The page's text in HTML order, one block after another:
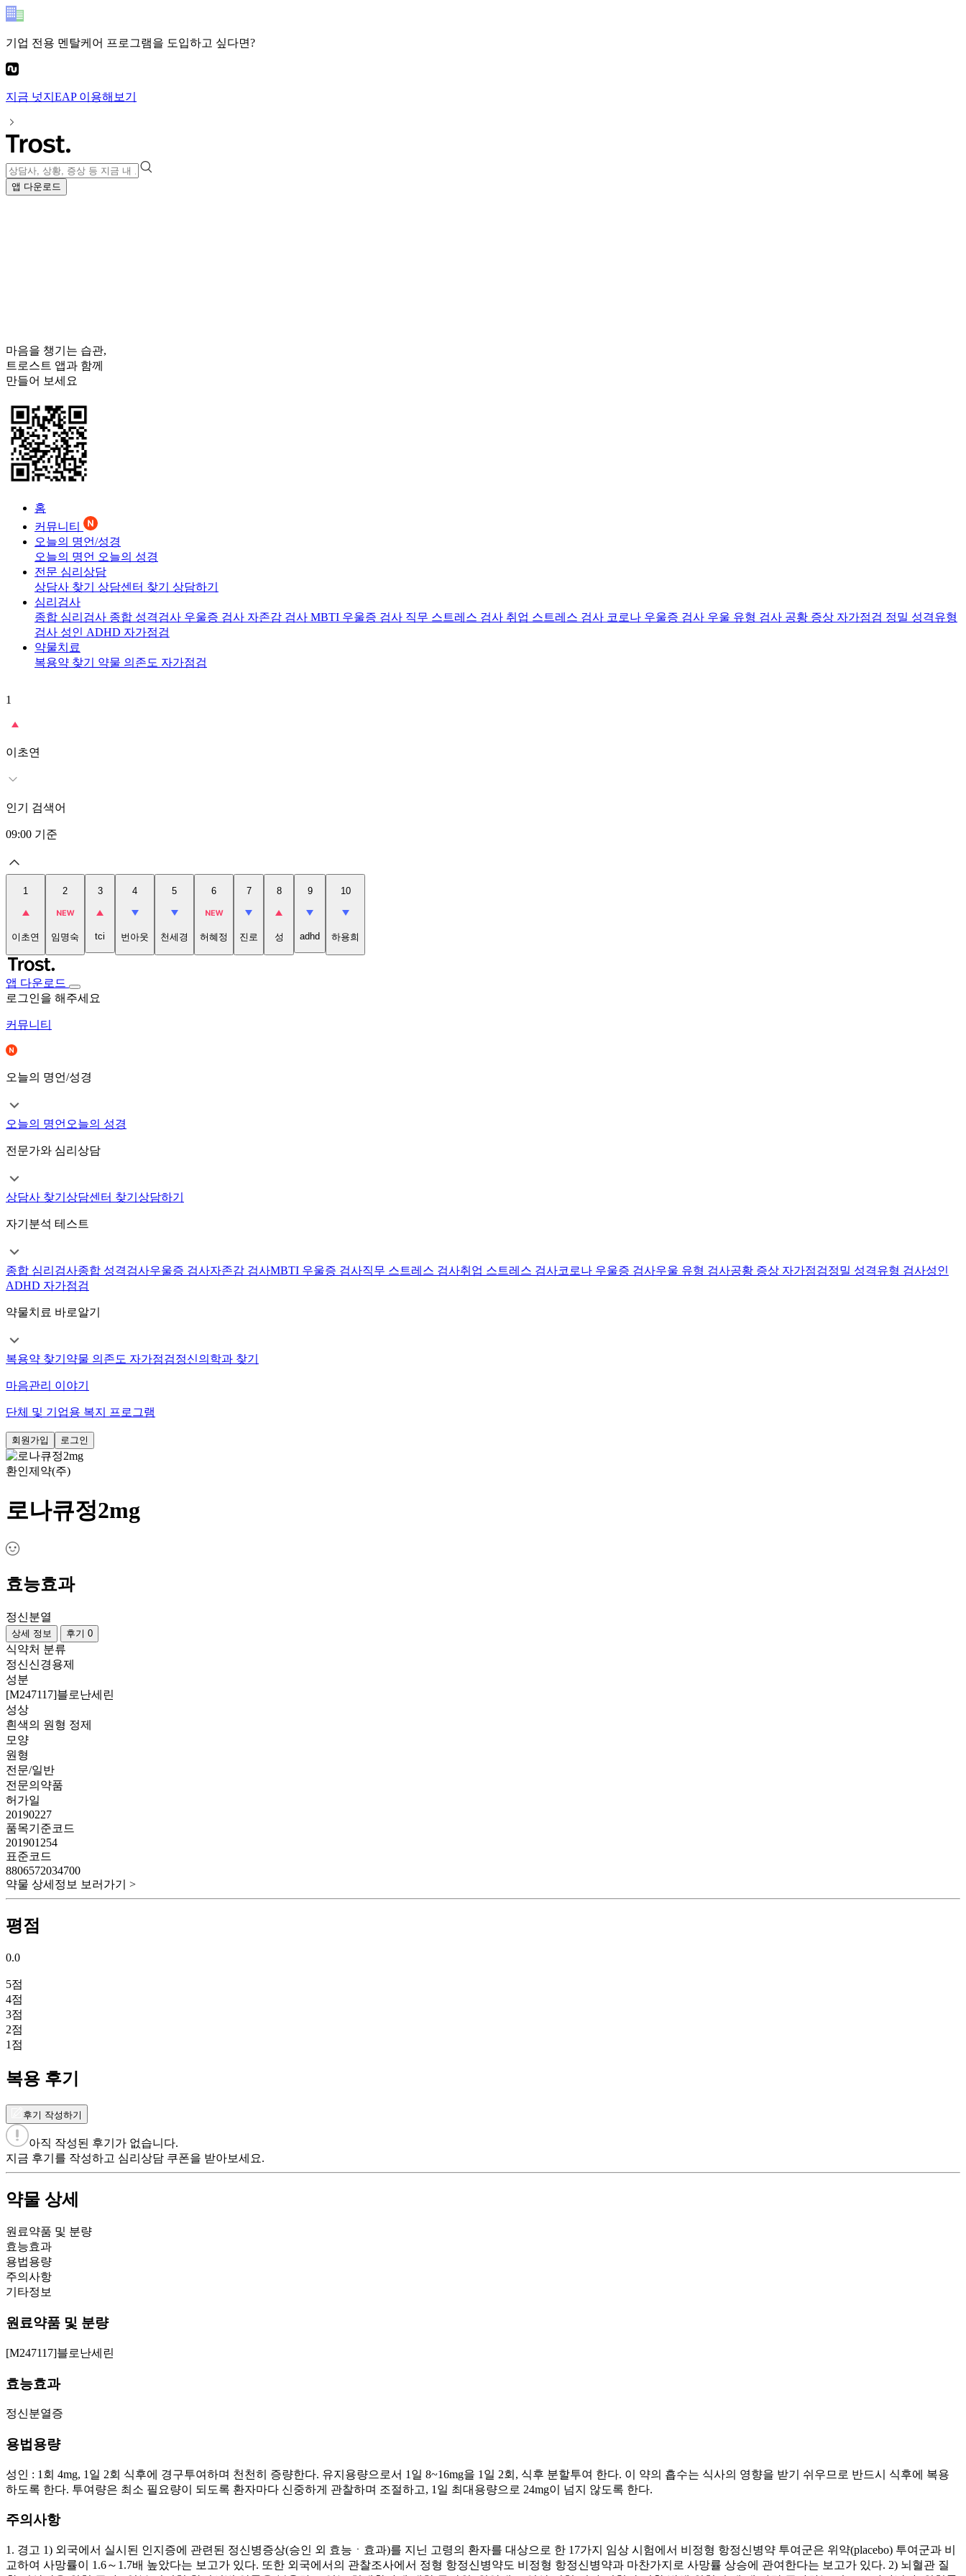
기업 전용 멘탈케어 프로그램을 도입하고 싶다면?
지금 넛지EAP이용해보기
앱 다운로드
마음을 챙기는 습관,
트로스트 앱과 함께
만들어 보세요
홈
커뮤니티
오늘의 명언/성경
오늘의 명언 오늘의 성경
전문 심리상담
상담사 찾기 상담센터 찾기 상담하기
심리검사
종합 심리검사 종합 성격검사 우울증 검사 자존감 검사 MBTI 우울증 검사 직무 스트레스 검사 취업 스트레스 검사 코로나 우울증 검사 우울 유형 검사 공황 증상 자가점검 정밀 성격유형
검사 성인 ADHD 자가점검
약물치료
복용약 찾기 약물 의존도 자가점검
1
이초연
인기 검색어
09:00 기준
1
이초연
2
임명숙
3
tci
4
번아웃
5
천세경
6
허혜정
7
진로
8
성
9
adhd
10
하용희
앱 다운로드
로그인을 해주세요
커뮤니티
오늘의 명언/성경
오늘의 명언 오늘의 성경
전문가와 심리상담
상담사 찾기 상담센터 찾기 상담하기
자기분석 테스트
종합 심리검사종합 성격검사우울증 검사자존감 검사MBTI 우울증 검사직무 스트레스 검사취업 스트레스 검사코로나 우울증 검사우울 유형 검사공황 증상 자가점검정밀 성격유형 검사성인
ADHD 자가점검
약물치료 바로알기
복용약 찾기 약물 의존도 자가점검정신의학과 찾기
마음관리 이야기
단체 및 기업용 복지 프로그램
회원가입 로그인
환인제약(주)
로나큐정2mg
효능효과
정신분열
상세 정보 후기 0
식약처 분류
정신신경용제
성분
[M247117]블로난세린
성상
흰색의 원형 정제
모양
원형
전문/일반
전문의약품
허가일
20190227
품목기준코드
201901254
표준코드
8806572034700
약물 상세정보 보러가기 >
평점
0.0
5점
4점
3점
2점
1 점
복용 후기
후기 작성하기
아직 작성된 후기가 없습니다.
지금 후기를 작성하고 심리상담 쿠폰을 받아보세요.
약물 상세
원료약품 및 분량
효능효과
용법용량
주의사항
기타정보
원료약품 및 분량
[M247117]블로난세린
효능효과
정신분열증
용법용량
성인 : 1회 4mg, 1일 2회 식후에 경구투여하며 천천히 증량한다. 유지용량으로서 1일 8~16mg을 1일 2회, 식후 분할투여 한다. 이 약의 흡수는 식사의 영향을 받기 쉬우므로 반드시 식후에 복용
하도록 한다. 투여량은 최소 필요량이 되도록 환자마다 신중하게 관찰하며 조절하고, 1일 최대용량으로 24mg이 넘지 않도록 한다.
주의사항
1. 경고 1) 외국에서 실시된 인지증에 관련된 정신병증상(승인 외 효능ㆍ효과)를 지닌 고령의 환자를 대상으로 한 17가지 임상 시험에서 비정형 항정신병약 투여군은 위약(placebo) 투여군과 비
교하여 사망률이 1.6～1.7배 높았다는 보고가 있다. 또한 외국에서의 관찰조사에서 정형 항정신병약도 비정형 항정신병약과 마찬가지로 사망률 상승에 관여한다는 보고가 있다. 2) 뇌혈관 질